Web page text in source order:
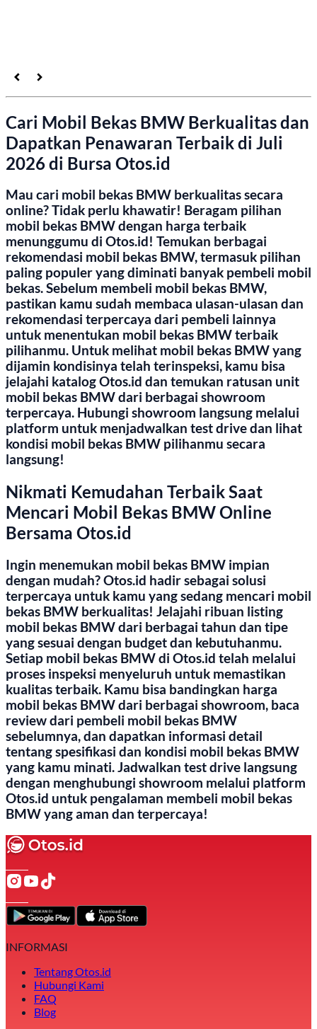
Cari Mobil Bekas BMW Berkualitas dan
Dapatkan Penawaran Terbaik di Juli
2026 di Bursa Otos.id
Mau cari mobil bekas BMW berkualitas secara
online? Tidak perlu khawatir! Beragam pilihan
mobil bekas BMW dengan harga terbaik
menunggumu di Otos.id! Temukan berbagai
rekomendasi mobil bekas BMW, termasuk pilihan
paling populer yang diminati banyak pembeli mobil
bekas. Sebelum membeli mobil bekas BMW,
pastikan kamu sudah membaca ulasan-ulasan dan
rekomendasi terpercaya dari pembeli lainnya
untuk menentukan mobil bekas BMW terbaik
pilihanmu. Untuk melihat mobil bekas BMW yang
dijamin kondisinya telah terinspeksi, kamu bisa
jelajahi katalog Otos.id dan temukan ratusan unit
mobil bekas BMW dari berbagai showroom
terpercaya. Hubungi showroom langsung melalui
platform untuk menjadwalkan test drive dan lihat
kondisi mobil bekas BMW pilihanmu secara
langsung!
Nikmati Kemudahan Terbaik Saat
Mencari Mobil Bekas BMW Online
Bersama Otos.id
Ingin menemukan mobil bekas BMW impian
dengan mudah? Otos.id hadir sebagai solusi
terpercaya untuk kamu yang sedang mencari mobil
bekas BMW berkualitas! Jelajahi ribuan listing
mobil bekas BMW dari berbagai tahun dan tipe
yang sesuai dengan budget dan kebutuhanmu.
Setiap mobil bekas BMW di Otos.id telah melalui
proses inspeksi menyeluruh untuk memastikan
kualitas terbaik. Kamu bisa bandingkan harga
mobil bekas BMW dari berbagai showroom, baca
review dari pembeli mobil bekas BMW
sebelumnya, dan dapatkan informasi detail
tentang spesifikasi dan kondisi mobil bekas BMW
yang kamu minati. Jadwalkan test drive langsung
dengan menghubungi showroom melalui platform
Otos.id untuk pengalaman membeli mobil bekas
BMW yang aman dan terpercaya!
INFORMASI
Tentang Otos.id
Hubungi Kami
FAQ
Blog